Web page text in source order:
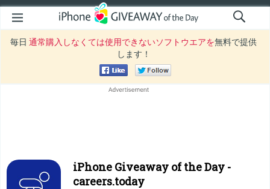
毎日 通常購入しなくては使用できないソフトウエアを無料で提供
します！
iPhone Giveaway of the Day -
careers.today